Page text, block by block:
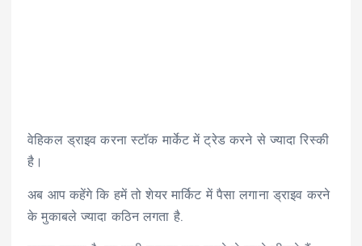
वेहिकल ड्राइव करना स्टॉक मार्केट में ट्रेड करने से ज्यादा रिस्की
है।
अब आप कहेंगे कि हमें तो शेयर मार्किट में पैसा लगाना ड्राइव करने
के मुकाबले ज्यादा कठिन लगता है.